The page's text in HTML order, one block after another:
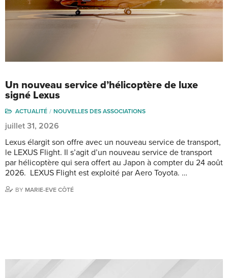
Un nouveau service d’hélicoptère de luxe
signé Lexus
ACTUALITÉ NOUVELLES DES ASSOCIATIONS
juillet 31, 2026
Lexus élargit son offre avec un nouveau service de transport,
le LEXUS Flight. Il s’agit d’un nouveau service de transport
par hélicoptère qui sera offert au Japon à compter du 24 août
2026. LEXUS Flight est exploité par Aero Toyota. …
BY MARIE-EVE CÔTÉ